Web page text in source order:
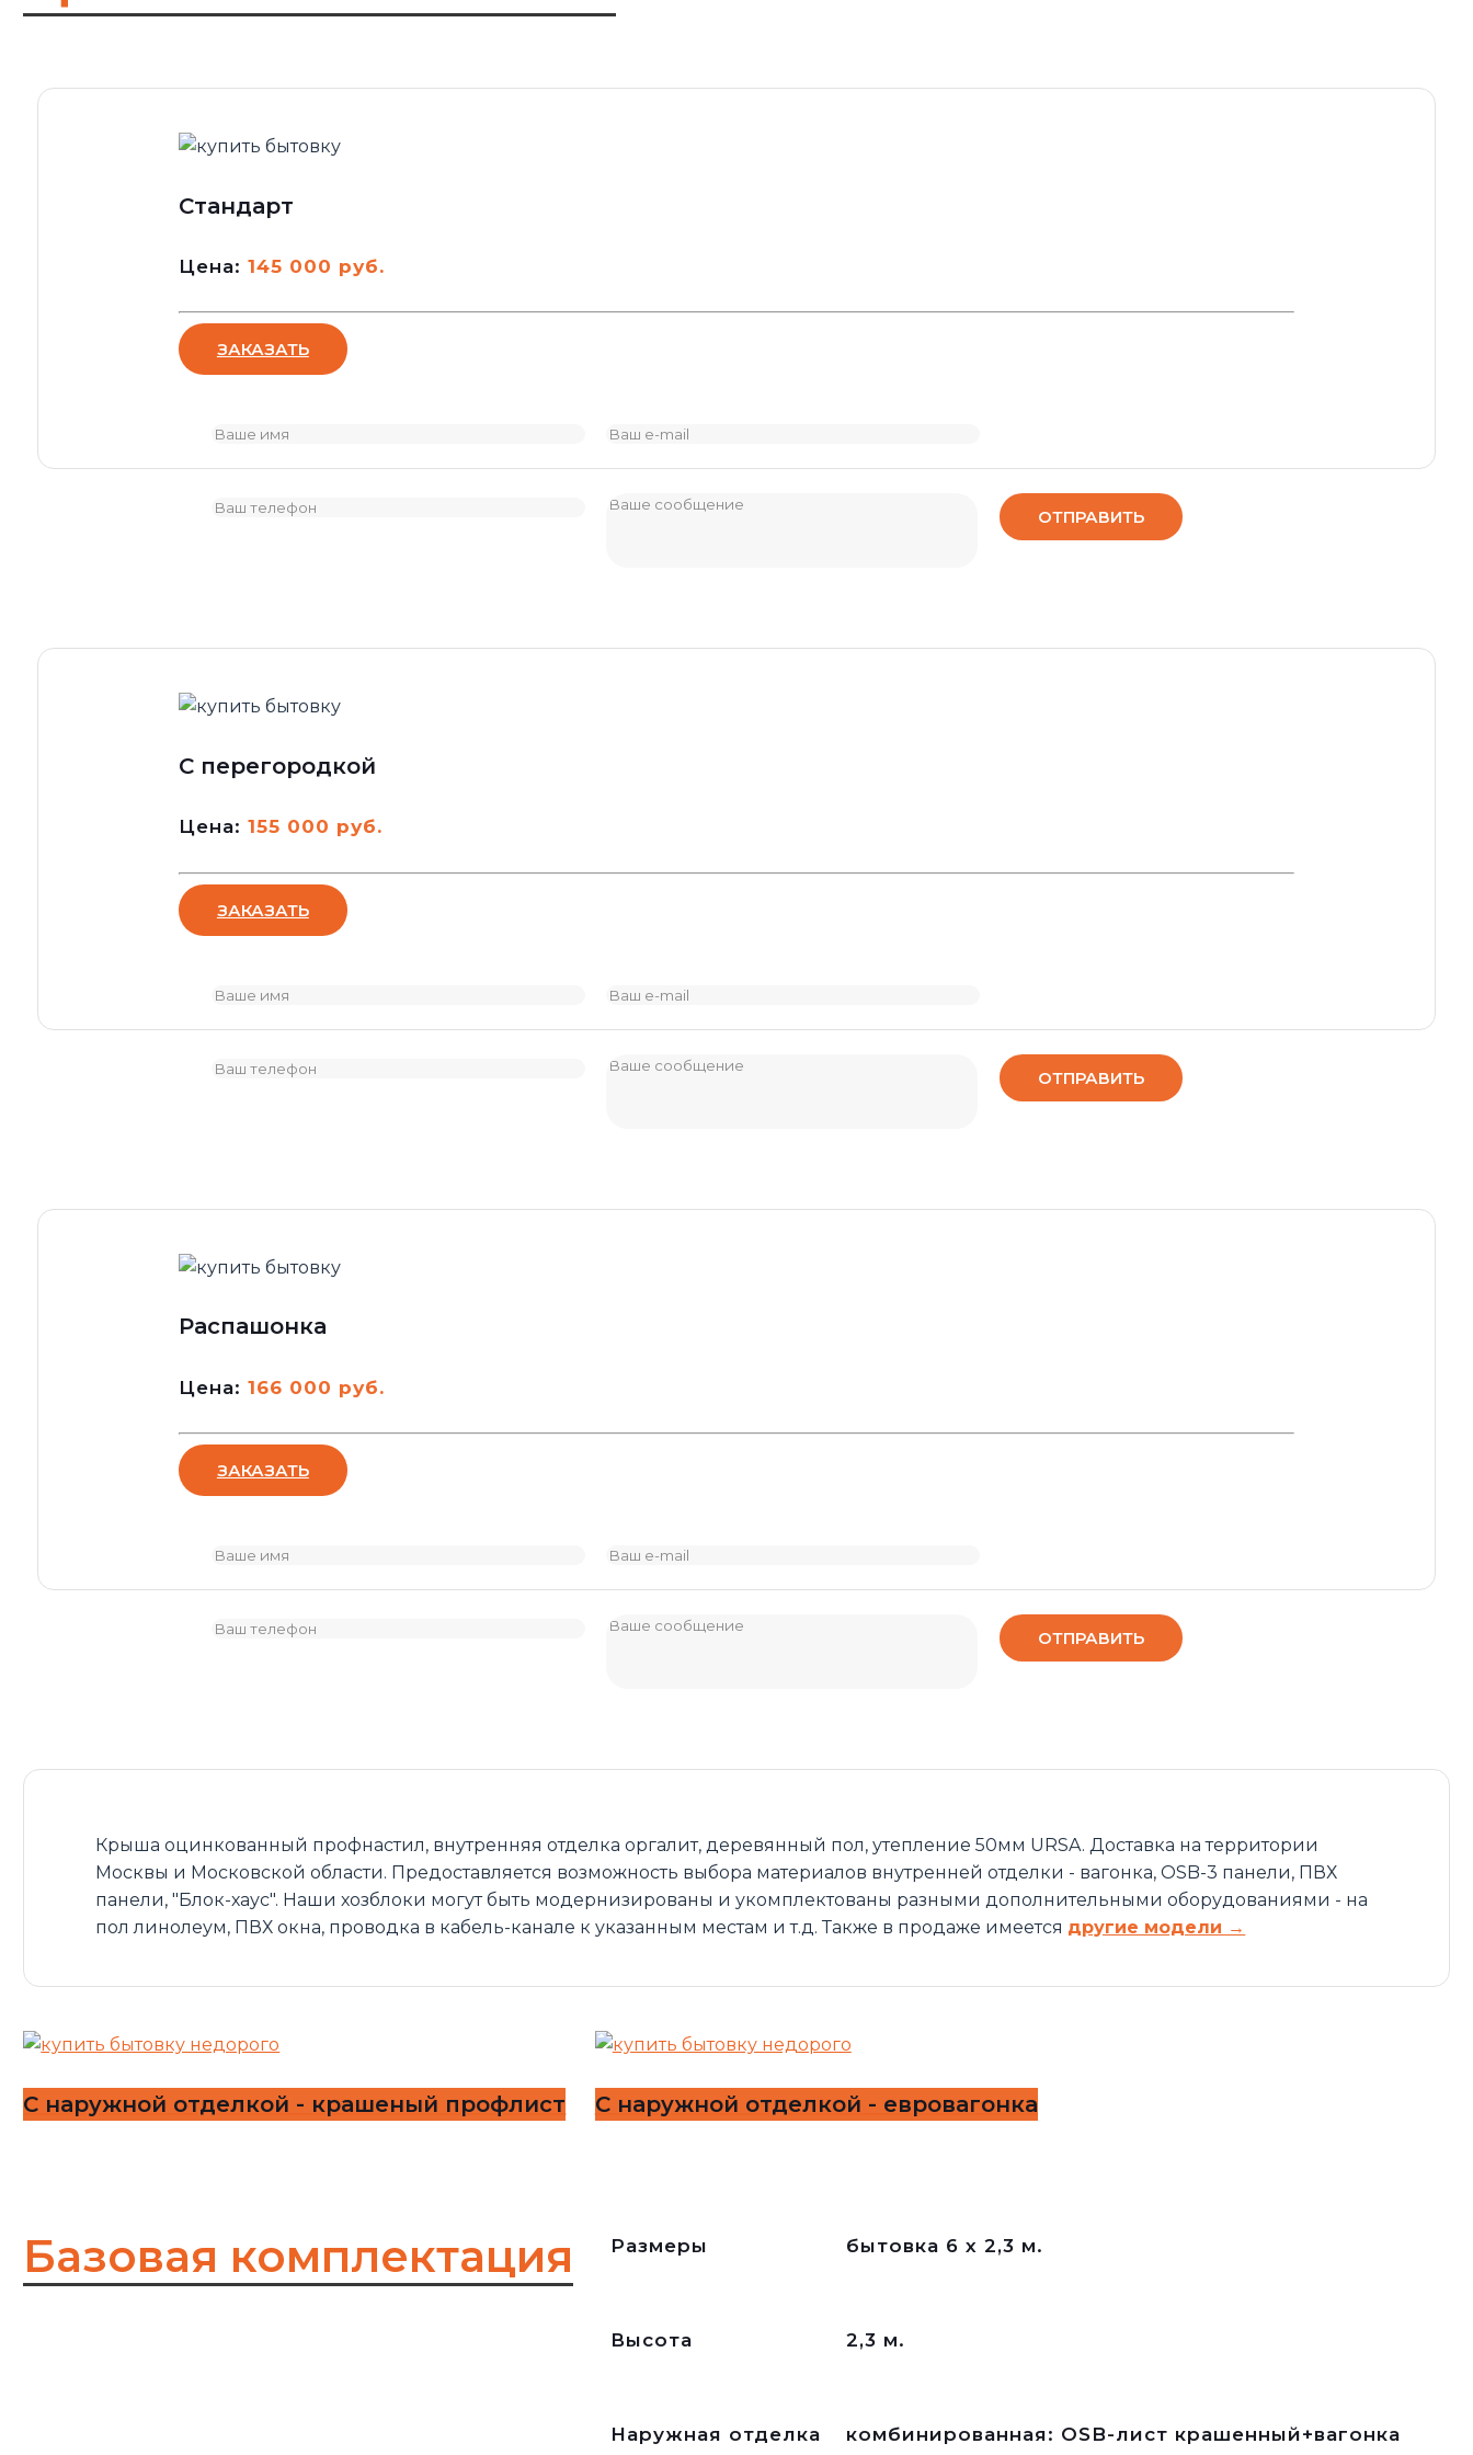
Стандарт
Цена: 145 000 руб.
ЗАКАЗАТЬ
С перегородкой
Цена: 155 000 руб.
ЗАКАЗАТЬ
Распашонка
Цена: 166 000 руб.
ЗАКАЗАТЬ
Крыша оцинкованный профнастил, внутренняя отделка оргалит, деревянный пол, утепление 50мм URSA. Доставка на территории
Москвы и Московской области. Предоставляется возможность выбора материалов внутренней отделки - вагонка, OSB-3 панели, ПВХ
панели, "Блок-хаус". Наши хозблоки могут быть модернизированы и укомплектованы разными дополнительными оборудованиями - на
пол линолеум, ПВХ окна, проводка в кабель-канале к указанным местам и т.д. Также в продаже имеется другие модели →
С наружной отделкой - крашеный профлист С наружной отделкой - евровагонка
Базовая комплектация Размеры бытовка 6 х 2,3 м.
Высота 2,3 м.
Наружная отделка комбинированная: OSB-лист крашенный+вагонка